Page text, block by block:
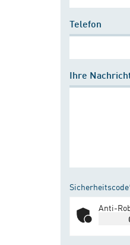
Telefon
Ihre
Anti-